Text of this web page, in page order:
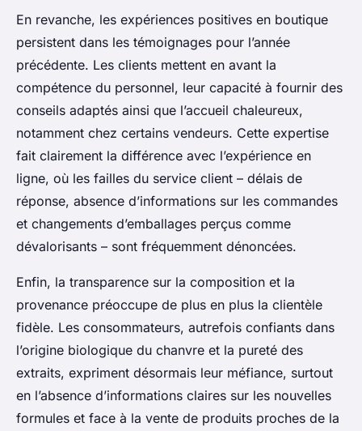
En revanche, les expériences positives en boutique
persistent dans les témoignages pour l’année
précédente. Les clients mettent en avant la
compétence du personnel, leur capacité à fournir des
conseils adaptés ainsi que l’accueil chaleureux,
notamment chez certains vendeurs. Cette expertise
fait clairement la différence avec l’expérience en
ligne, où les failles du service client – délais de
réponse, absence d’informations sur les commandes
et changements d’emballages perçus comme
dévalorisants – sont fréquemment dénoncées.
Enfin, la transparence sur la composition et la
provenance préoccupe de plus en plus la clientèle
fidèle. Les consommateurs, autrefois confiants dans
l’origine biologique du chanvre et la pureté des
extraits, expriment désormais leur méfiance, surtout
en l’absence d’informations claires sur les nouvelles
formules et face à la vente de produits proches de la